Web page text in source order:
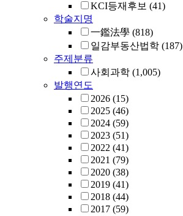
KCI등재후보 (41)
학술지명
一鑑法學 (818)
일감부동산법학 (187)
주제분류
사회과학 (1,005)
발행연도
2026 (15)
2025 (46)
2024 (59)
2023 (51)
2022 (41)
2021 (79)
2020 (38)
2019 (41)
2018 (44)
2017 (59)